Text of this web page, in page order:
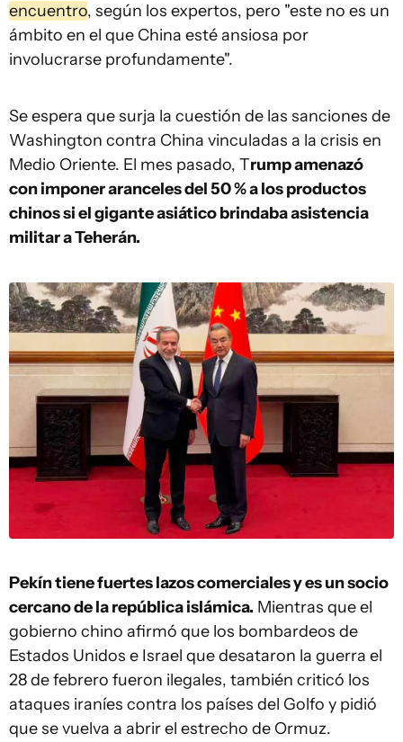
encuentro, según los expertos, pero "este no es un
ámbito en el que China esté ansiosa por
involucrarse profundamente".
Se espera que surja la cuestión de las sanciones de
Washington contra China vinculadas a la crisis en
Medio Oriente. El mes pasado, Trump amenazó
con imponer aranceles del 50 % a los productos
chinos si el gigante asiático brindaba asistencia
militar a Teherán.
Pekín tiene fuertes lazos comerciales y es un socio
cercano de la república islámica. Mientras que el
gobierno chino afirmó que los bombardeos de
Estados Unidos e Israel que desataron la guerra el
28 de febrero fueron ilegales, también criticó los
ataques iraníes contra los países del Golfo y pidió
que se vuelva a abrir el estrecho de Ormuz.